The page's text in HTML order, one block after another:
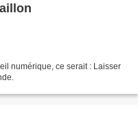
numérique, ce serait : Laisser